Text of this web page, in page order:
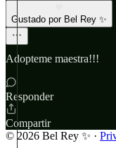
Gustado por Bel Rey ✨
Adopteme maestra!!!
Responder
Compartir
© 2026 Bel Rey ✨ ·